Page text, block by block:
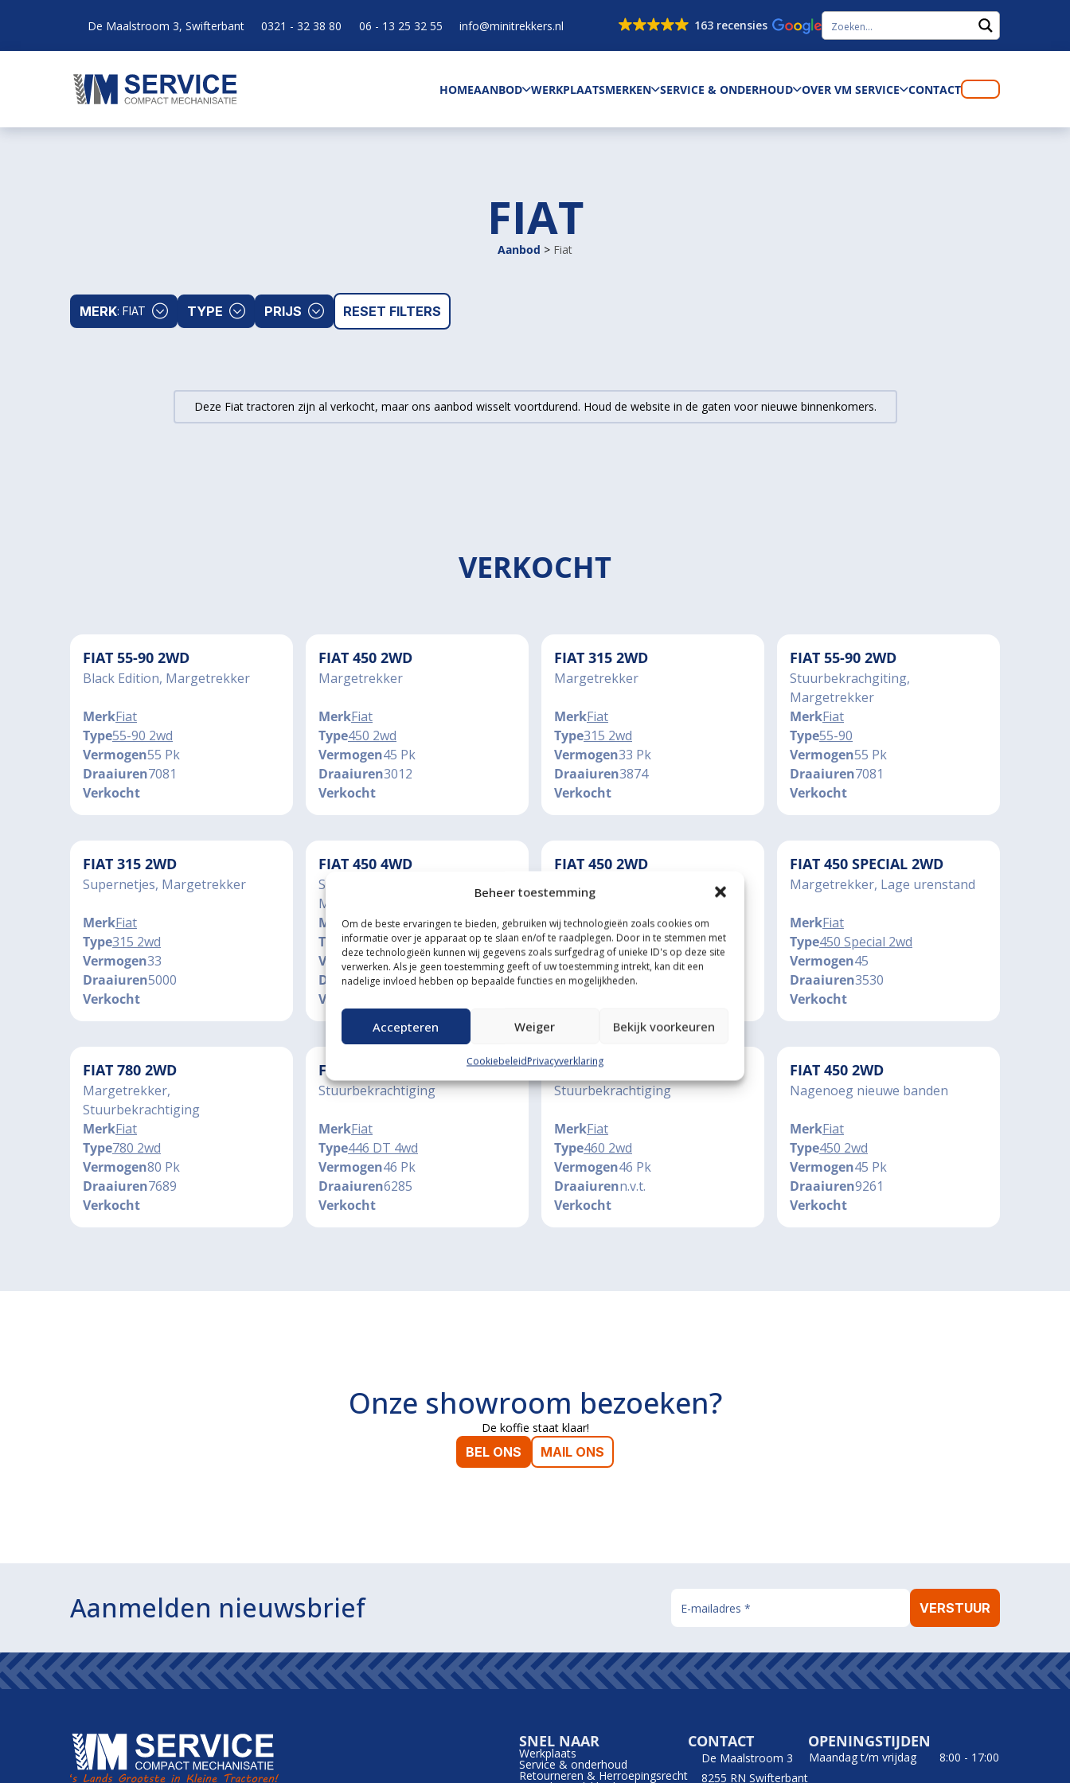
Beheer toestemming
Om de beste ervaringen te bieden, gebruiken wij technologieën zoals cookies om
informatie over je apparaat op te slaan en/of te raadplegen. Door in te stemmen met
deze technologieën kunnen wij gegevens zoals surfgedrag of unieke ID's op deze site
verwerken. Als je geen toestemming geeft of uw toestemming intrekt, kan dit een
nadelige invloed hebben op bepaalde functies en mogelijkheden.
Accepteren Weiger Bekijk voorkeuren
CookiebeleidPrivacyverklaring
De Maalstroom 3, Swifterbant 0321 - 32 38 80 06 - 13 25 32 55 info@minitrekkers.nl 163 recensies
HOMEAANBOD WERKPLAATSMERKEN SERVICE & ONDERHOUD OVER VM SERVICE CONTACT
FIAT
Aanbod > Fiat
MERK: FIAT TYPE PRIJS RESET FILTERS
Deze Fiat tractoren zijn al verkocht, maar ons aanbod wisselt voortdurend. Houd de website in de gaten voor nieuwe binnenkomers.
VERKOCHT
FIAT 55-90 2WD
Black Edition, Margetrekker
MerkFiat
Type55-90 2wd
Vermogen55 Pk
Draaiuren7081
Verkocht
FIAT 450 2WD
Margetrekker
MerkFiat
Type450 2wd
Vermogen45 Pk
Draaiuren3012
Verkocht
FIAT 315 2WD
Margetrekker
MerkFiat
Type315 2wd
Vermogen33 Pk
Draaiuren3874
Verkocht
FIAT 55-90 2WD
Stuurbekrachgiting,
Margetrekker
MerkFiat
Type55-90
Vermogen55 Pk
Draaiuren7081
Verkocht
FIAT 315 2WD
Supernetjes, Margetrekker
MerkFiat
Type315 2wd
Vermogen33
Draaiuren5000
Verkocht
FIAT 450 4WD
Stuurbekrachtiging,
Margetrekker
MerkFiat
Type450 DT 4wd
Vermogen45 Pk
Draaiuren 6713
Verkocht
FIAT 450 2WD
Strak en origineel
MerkFiat
Type450 2wd
Vermogen45 Pk
Draaiuren5290
FIAT 450 SPECIAL 2WD
Margetrekker, Lage urenstand
MerkFiat
Type450 Special 2wd
Vermogen45
Draaiuren3530
Verkocht
FIAT 780 2WD
Margetrekker,
Stuurbekrachtiging
MerkFiat
Type780 2wd
Vermogen80 Pk
Draaiuren7689
Verkocht
FIAT 446 DT 4WD
Stuurbekrachtiging
MerkFiat
Type446 DT 4wd
Vermogen46 Pk
Draaiuren6285
Verkocht
UNIVERSAL / FIAT 460 2WD
Stuurbekrachtiging
MerkFiat
Type460 2wd
Vermogen46 Pk
Draaiurenn.v.t.
Verkocht
FIAT 450 2WD
Nagenoeg nieuwe banden
MerkFiat
Type450 2wd
Vermogen45 Pk
Draaiuren9261
Verkocht
Onze showroom bezoeken?
De koffie staat klaar!
BEL ONS MAIL ONS
Aanmelden nieuwsbrief
SNEL NAAR
Werkplaats
Service & onderhoud
Retourneren & Herroepingsrecht
CONTACT
De Maalstroom 3
8255 RN Swifterbant
OPENINGSTIJDEN
Maandag t/m vrijdag
8:00 - 17:00